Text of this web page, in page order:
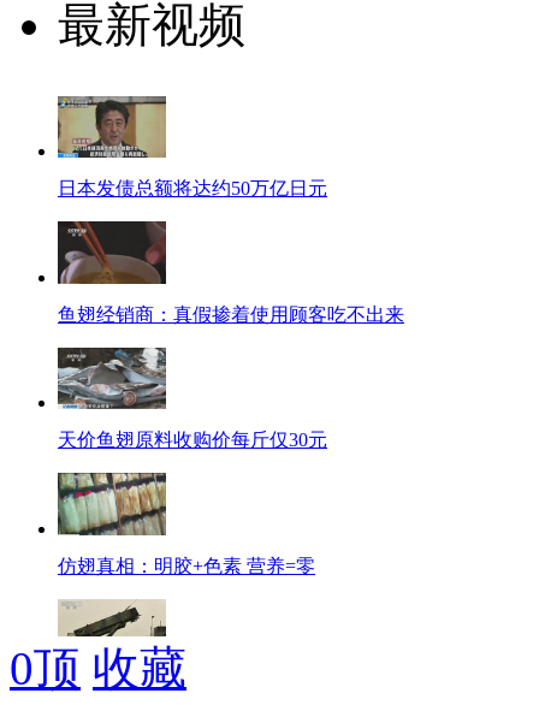
最新视频
日本发债总额将达约50万亿日元
鱼翅经销商：真假掺着使用顾客吃不出来
天价鱼翅原料收购价每斤仅30元
仿翅真相：明胶+色素 营养=零
荷美德向土耳其部署6套"爱国者"
0顶 收藏